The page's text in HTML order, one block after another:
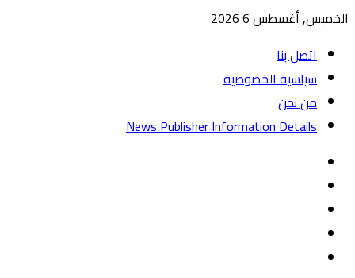
الخميس, أغسطس 6 2026
اتصل بنا
سياسية الخصوصية
من نحن
News Publisher Information Details